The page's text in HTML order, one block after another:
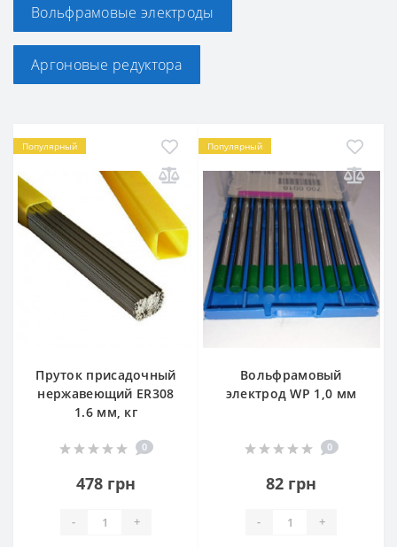
Вольфрамовые электроды
Аргоновые редуктора
Популярный
Пруток присадочный
нержавеющий ER308
1.6 мм, кг
0
478 грн
- +
Популярный
Вольфрамовый
электрод WP 1,0 мм
0
82 грн
- +